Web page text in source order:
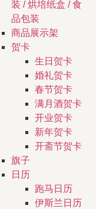
装 / 烘培纸盒 / 食
品包装
商品展示架
贺卡
生日贺卡
婚礼贺卡
春节贺卡
满月酒贺卡
开业贺卡
新年贺卡
开斋节贺卡
旗子
日历
跑马日历
伊斯兰日历